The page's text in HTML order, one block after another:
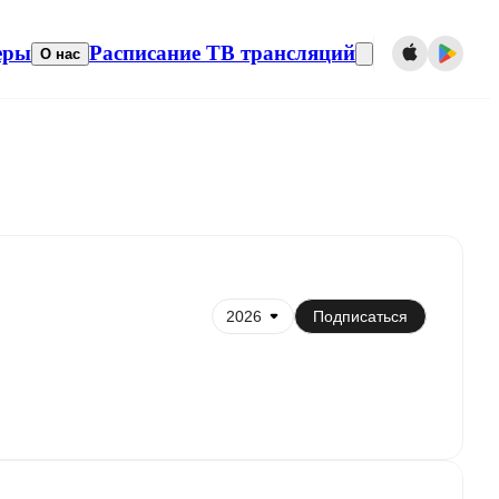
О нас Расписание ТВ трансляций
Подписаться